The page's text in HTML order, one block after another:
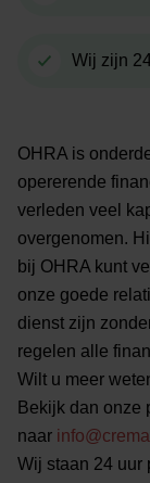
OHRA is
opererende
verleden veel
overgenomen.
bij OHRA kunt
onze goede
dienst zijn
regelen alle
Wilt u meer
Bekijk dan onze
naar
Wij staan 24 uur
Wij zijn